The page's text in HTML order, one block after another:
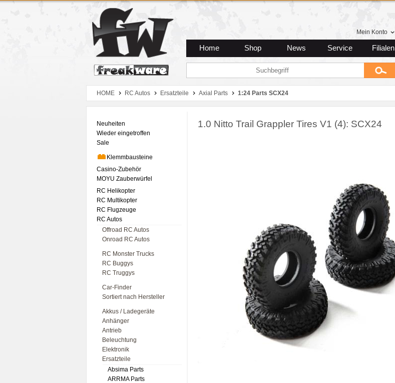
Zum Hauptmenue
Zum Seiteninhalt
Zum Warenkob
Mein Konto
Home Shop News Service Filialen
HOME RC Autos Ersatzteile Axial Parts 1:24 Parts SCX24
Neuheiten
Wieder eingetroffen
Sale
Klemmbausteine
Casino-Zubehör
MOYU Zauberwürfel
RC Helikopter
RC Multikopter
RC Flugzeuge
RC Autos
Offroad RC Autos
Onroad RC Autos
RC Monster Trucks
RC Buggys
RC Truggys
Car-Finder
Sortiert nach Hersteller
Akkus / Ladegeräte
Anhänger
Antrieb
Beleuchtung
Elektronik
Ersatzteile
Absima Parts
ARRMA Parts
1.0 Nitto Trail Grappler Tires V1 (4): SCX24